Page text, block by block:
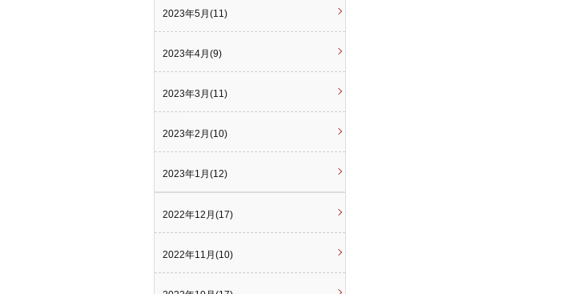
2023年5月(11)
2023年4月(9)
2023年3月(11)
2023年2月(10)
2023年1月(12)
2022年12月(17)
2022年11月(10)